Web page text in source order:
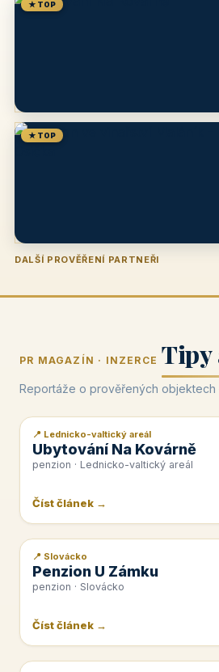
★ TOP
★ TOP
DALŠÍ PROVĚŘENÍ PARTNEŘI
Penzion U Zámku Pension Faber
PR MAGAZÍN · INZERCE Tipy
Reportáže o prověřených objektech
📰 PR článek
📍 Lednicko-valtický areál
Ubytování Na Kovárně
penzion · Lednicko-valtický areál
Číst článek →
📰 PR článek
📍 Slovácko
Penzion U Zámku
penzion · Slovácko
Číst článek →